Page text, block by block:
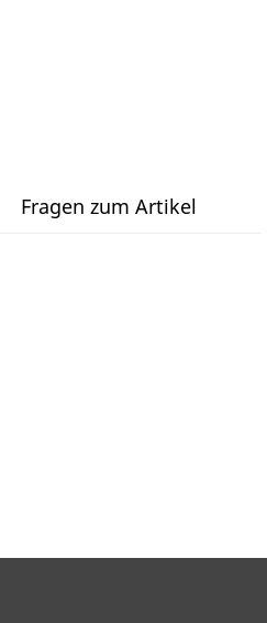
Fragen zum Artikel